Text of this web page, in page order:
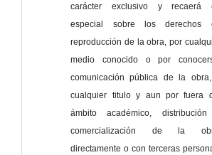
carácter exclusivo y recaerá
especial sobre los derechos
reproducción de la obra, por
medio conocido o por
comunicación pública de la
cualquier titulo y aun por fuera
ámbito académico,
comercialización de la
directamente o con terceras